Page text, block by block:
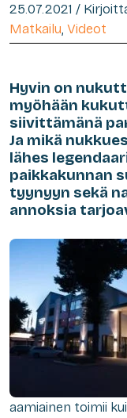
25.07.2021 /
Matkailu, Videot
Hyvin on
myöhään
siivittämänä
Ja mikä
lähes
paikkakunnan
tyynyyn sekä
annoksia
aamiainen toimii